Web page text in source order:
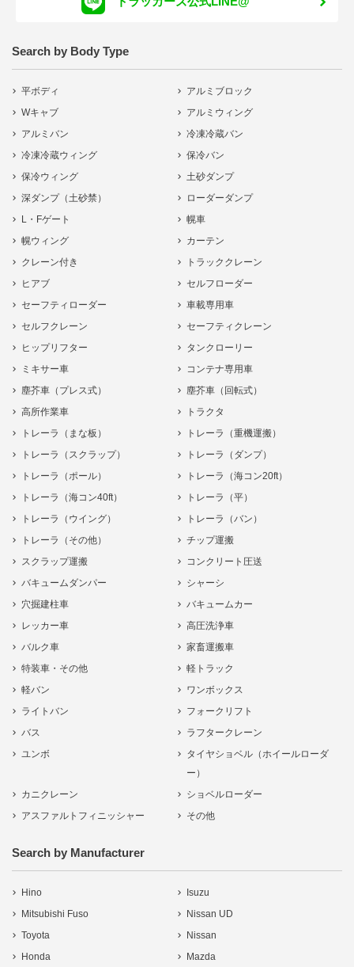
Search by Body Type
平ボディ
アルミブロック
Wキャブ
アルミウィング
アルミバン
冷凍冷蔵バン
冷凍冷蔵ウィング
保冷バン
保冷ウィング
土砂ダンプ
深ダンプ（土砂禁）
ローダーダンプ
L・Fゲート
幌車
幌ウィング
カーテン
クレーン付き
トラッククレーン
ヒアブ
セルフローダー
セーフティローダー
車載専用車
セルフクレーン
セーフティクレーン
ヒップリフター
タンクローリー
ミキサー車
コンテナ専用車
塵芥車（プレス式）
塵芥車（回転式）
高所作業車
トラクタ
トレーラ（まな板）
トレーラ（重機運搬）
トレーラ（スクラップ）
トレーラ（ダンプ）
トレーラ（ポール）
トレーラ（海コン20ft）
トレーラ（海コン40ft）
トレーラ（平）
トレーラ（ウイング）
トレーラ（バン）
トレーラ（その他）
チップ運搬
スクラップ運搬
コンクリート圧送
バキュームダンパー
シャーシ
穴掘建柱車
バキュームカー
レッカー車
高圧洗浄車
バルク車
家畜運搬車
特装車・その他
軽トラック
軽バン
ワンボックス
ライトバン
フォークリフト
バス
ラフタークレーン
ユンボ
タイヤショベル（ホイールローダ
ー）
カニクレーン
ショベルローダー
アスファルトフィニッシャー
その他
Search by Manufacturer
Hino
Isuzu
Mitsubishi Fuso
Nissan UD
Toyota
Nissan
Honda
Mazda